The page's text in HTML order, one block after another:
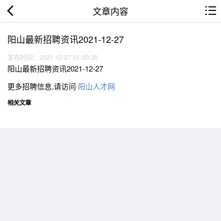
文章内容
阳山最新招聘资讯2021-12-27
发布时间：2021-12-27 01:30:26
阳山最新招聘资讯2021-12-27
更多招聘信息,请访问 阳山人才网
相关文章